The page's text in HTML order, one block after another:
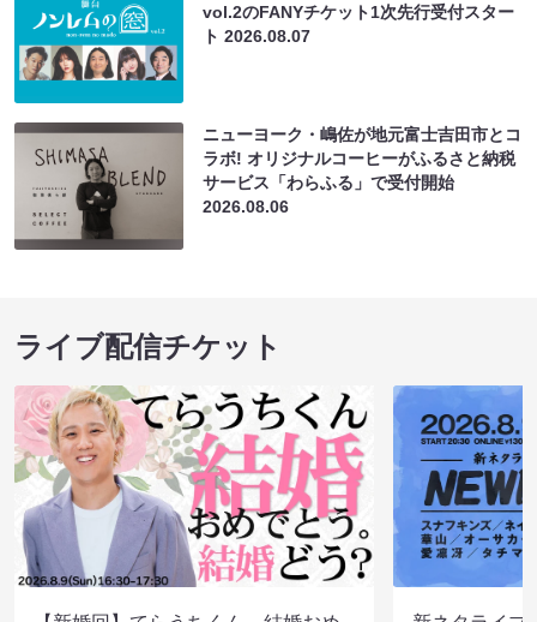
vol.2のFANYチケット1次先行受付スター
ト2026.08.07
ニューヨーク・嶋佐が地元富士吉田市とコ
ラボ! オリジナルコーヒーがふるさと納税
サービス「わらふる」で受付開始
2026.08.06
ライブ配信チケット